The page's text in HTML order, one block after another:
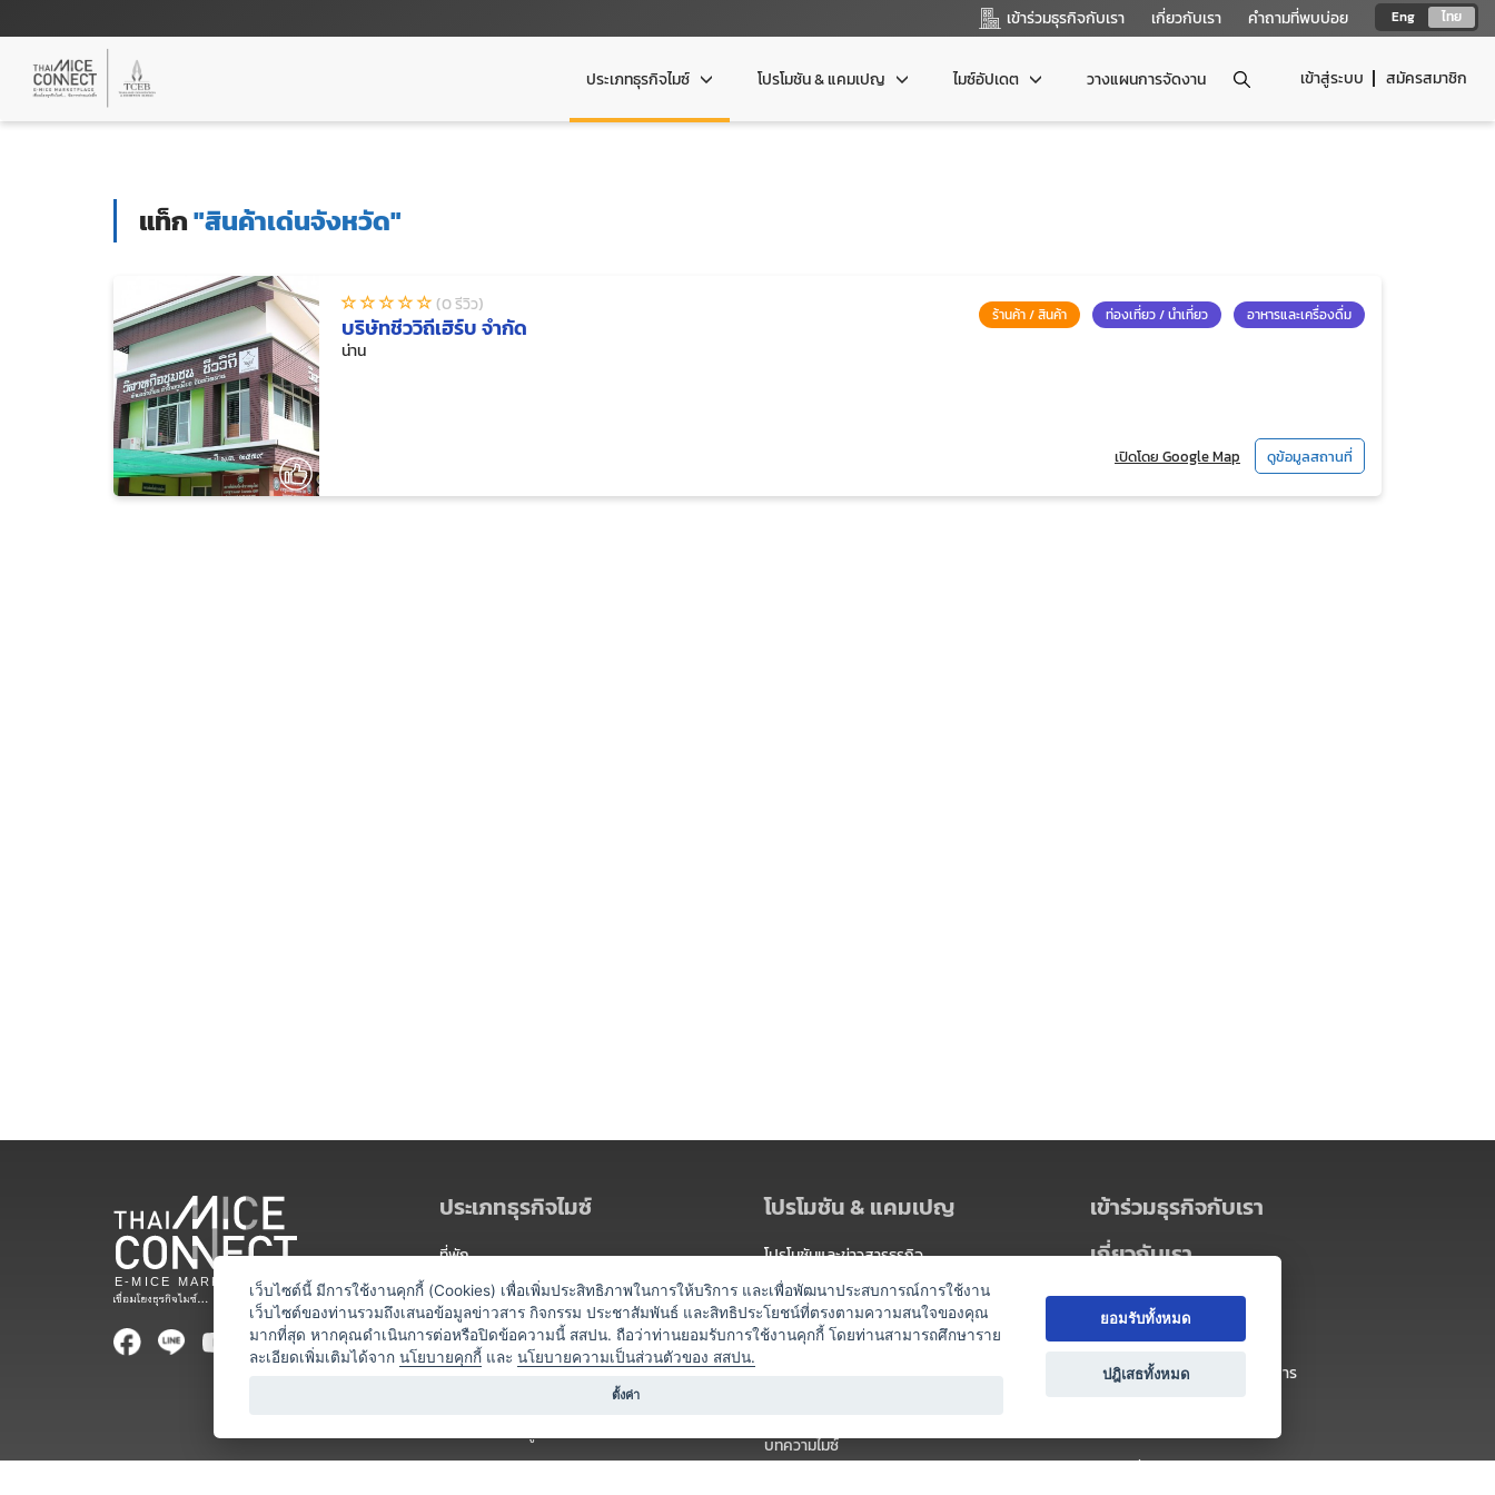
Eng ไทย
เข้าร่วมธุรกิจกับเรา เกี่ยวกับเรา คำถามที่พบบ่อย
เข้าสู่ระบบ สมัครสมาชิก
ประเภทธุรกิจไมซ์ โปรโมชัน & แคมเปญ ไมซ์อัปเดต วางแผนการจัดงาน
แท็ก"สินค้าเด่นจังหวัด"
(0 รีวิว)
บริษัทชีววิถีเฮิร์บ จำกัด
น่าน
ร้านค้า / สินค้า ท่องเที่ยว / นำเที่ยว อาหารและเครื่องดื่ม
เปิดโดย Google Map ดูข้อมูลสถานที่
ประเภทธุรกิจไมซ์
ที่พัก
สถานที่จัดงาน
ท่องเที่ยว / นำเที่ยว
ออแกไนเซอร์
บริการสำหรับผู้จัดงาน
โปรโมชัน & แคมเปญ
โปรโมชันและข่าวสารธุรกิจ
แพ็กเกจ
แคมเปญ
บทความไมซ์
เข้าร่วมธุรกิจกับเรา
เกี่ยวกับเรา
เกี่ยวกับ Thai MICE Connect
นโยบายความเป็นส่วนตัว
ข้อตกลง และเงื่อนไขการใช้บริการ
เว็บไซต์นี้ มีการใช้งานคุกกี้ (Cookies) เพื่อเพิ่มประสิทธิภาพในการให้บริการ และเพื่อพัฒนาประสบการณ์การใช้งาน
เว็บไซต์ของท่านรวมถึงเสนอข้อมูลข่าวสาร กิจกรรม ประชาสัมพันธ์ และสิทธิประโยชน์ที่ตรงตามความสนใจของคุณ
มากที่สุด หากคุณดำเนินการต่อหรือปิดข้อความนี้ สสปน. ถือว่าท่านยอมรับการใช้งานคุกกี้ โดยท่านสามารถศึกษาราย
ละเอียดเพิ่มเติมได้จาก นโยบายคุกกี้ และ นโยบายความเป็นส่วนตัวของ สสปน.
ตั้งค่า
ยอมรับทั้งหมด
ปฎิเสธทั้งหมด